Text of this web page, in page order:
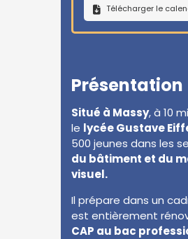
Télécharger le
Présentation
Situé à Massy, à 10
le lycée Gustave
500 jeunes dans les
du bâtiment et du
visuel.
Il prépare dans un
est entièrement
CAP au bac